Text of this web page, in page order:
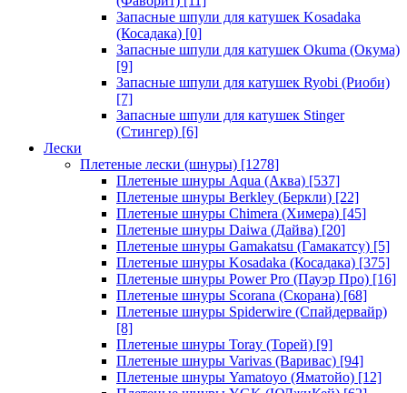
Запасные шпули для катушек Kosadaka
(Косадака) [0]
Запасные шпули для катушек Okuma (Окума)
[9]
Запасные шпули для катушек Ryobi (Риоби)
[7]
Запасные шпули для катушек Stinger
(Стингер) [6]
Лески
Плетеные лески (шнуры) [1278]
Плетеные шнуры Aqua (Аква) [537]
Плетеные шнуры Berkley (Беркли) [22]
Плетеные шнуры Chimera (Химера) [45]
Плетеные шнуры Daiwa (Дайва) [20]
Плетеные шнуры Gamakatsu (Гамакатсу) [5]
Плетеные шнуры Kosadaka (Косадака) [375]
Плетеные шнуры Power Pro (Пауэр Про) [16]
Плетеные шнуры Scorana (Скорана) [68]
Плетеные шнуры Spiderwire (Спайдервайр)
[8]
Плетеные шнуры Toray (Торей) [9]
Плетеные шнуры Varivas (Варивас) [94]
Плетеные шнуры Yamatoyo (Яматойо) [12]